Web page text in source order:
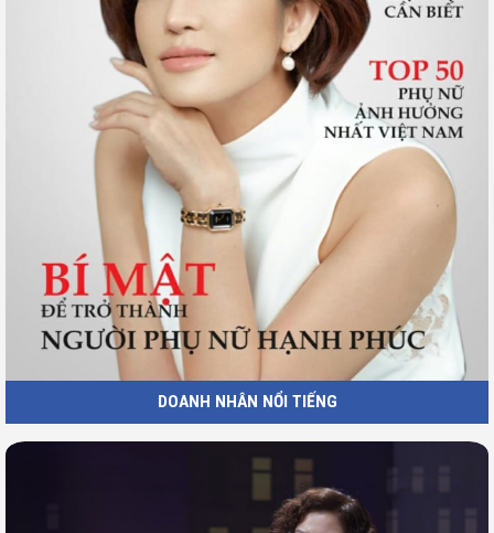
DOANH NHÂN NỔI TIẾNG